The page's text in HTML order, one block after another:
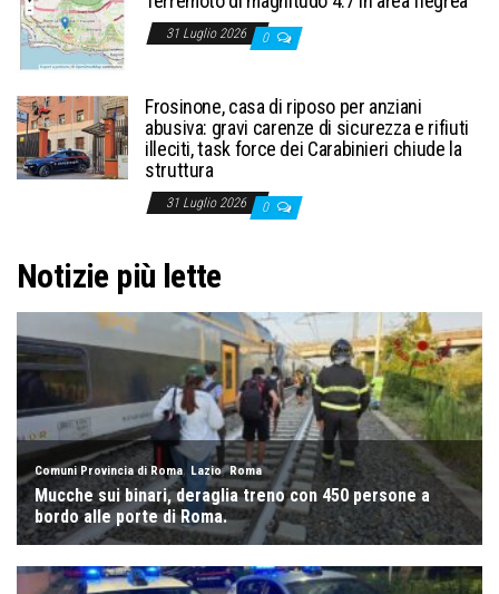
31 Luglio 2026 0
Frosinone, casa di riposo per anziani
abusiva: gravi carenze di sicurezza e rifiuti
illeciti, task force dei Carabinieri chiude la
struttura
31 Luglio 2026 0
Notizie più lette